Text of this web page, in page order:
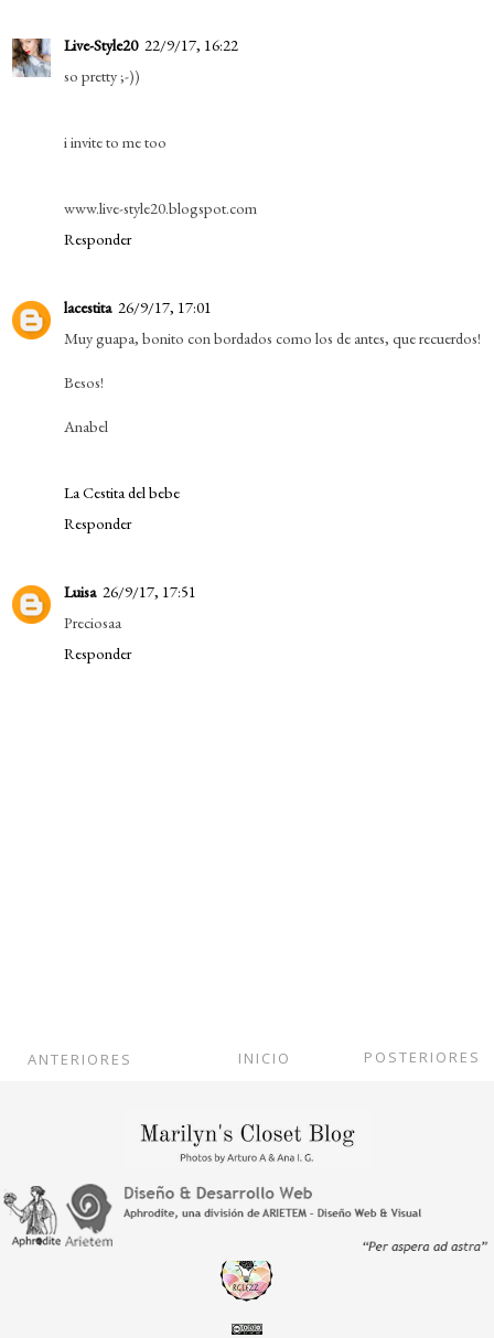
Live-Style20 22/9/17, 16:22
so pretty ;-))
i invite to me too
www.live-style20.blogspot.com
Responder
lacestita 26/9/17, 17:01
Muy guapa, bonito con bordados como los de antes, que recuerdos!
Besos!
Anabel
La Cestita del bebe
Responder
Luisa 26/9/17, 17:51
Preciosaa
Responder
POSTERIORES
INICIO
ANTERIORES